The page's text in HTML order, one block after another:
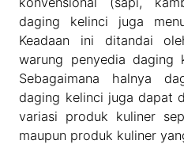
daging kelinci juga
Keadaan ini ditandai
warung penyedia
Sebagaimana halnya
daging kelinci juga dapat
variasi produk kuliner
maupun produk kuliner